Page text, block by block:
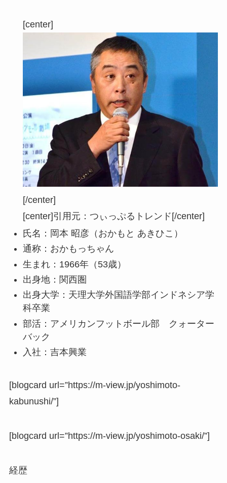
[center]
[/center]
[center]引用元：つぃっぷるトレンド [/center]
氏名：岡本 昭彦（おかもと あきひこ）
通称：おかもっちゃん
生まれ：1966年（53歳）
出身地：関西圏
出身大学：天理大学外国語学部インドネシア学
科卒業
部活：アメリカンフットボール部 クォーター
バック
入社：吉本興業
[blogcard url=”https://m-view.jp/yoshimoto-
kabunushi/”]
[blogcard url=”https://m-view.jp/yoshimoto-osaki/”]
経歴